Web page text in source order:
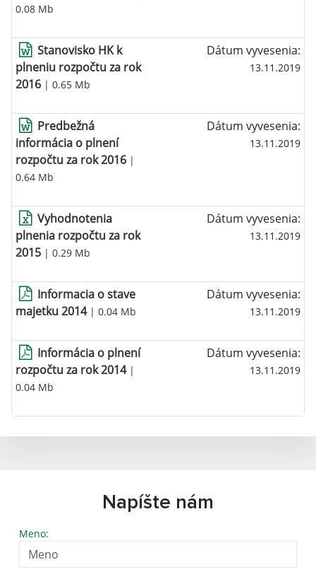
0.08 Mb
Stanovisko HK k
plneniu rozpočtu za rok
2016 | 0.65 Mb
Dátum vyvesenia:
13.11.2019
Predbežná
informácia o plnení
rozpočtu za rok 2016 |
0.64 Mb
Dátum vyvesenia:
13.11.2019
Vyhodnotenia
plnenia rozpočtu za rok
2015 | 0.29 Mb
Dátum vyvesenia:
13.11.2019
Informacia o stave
majetku 2014| 0.04 Mb
Dátum vyvesenia:
13.11.2019
Informácia o plnení
rozpočtu za rok 2014|
0.04 Mb
Dátum vyvesenia:
13.11.2019
Napíšte nám
Meno: